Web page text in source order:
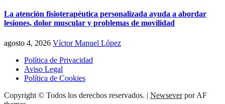
La atención fisioterapéutica personalizada ayuda a abordar
lesiones, dolor muscular y problemas de movilidad
agosto 4, 2026 Víctor Manuel López
Política de Privacidad
Aviso Legal
Política de Cookies
Copyright © Todos los derechos reservados. | Newseverpor AF